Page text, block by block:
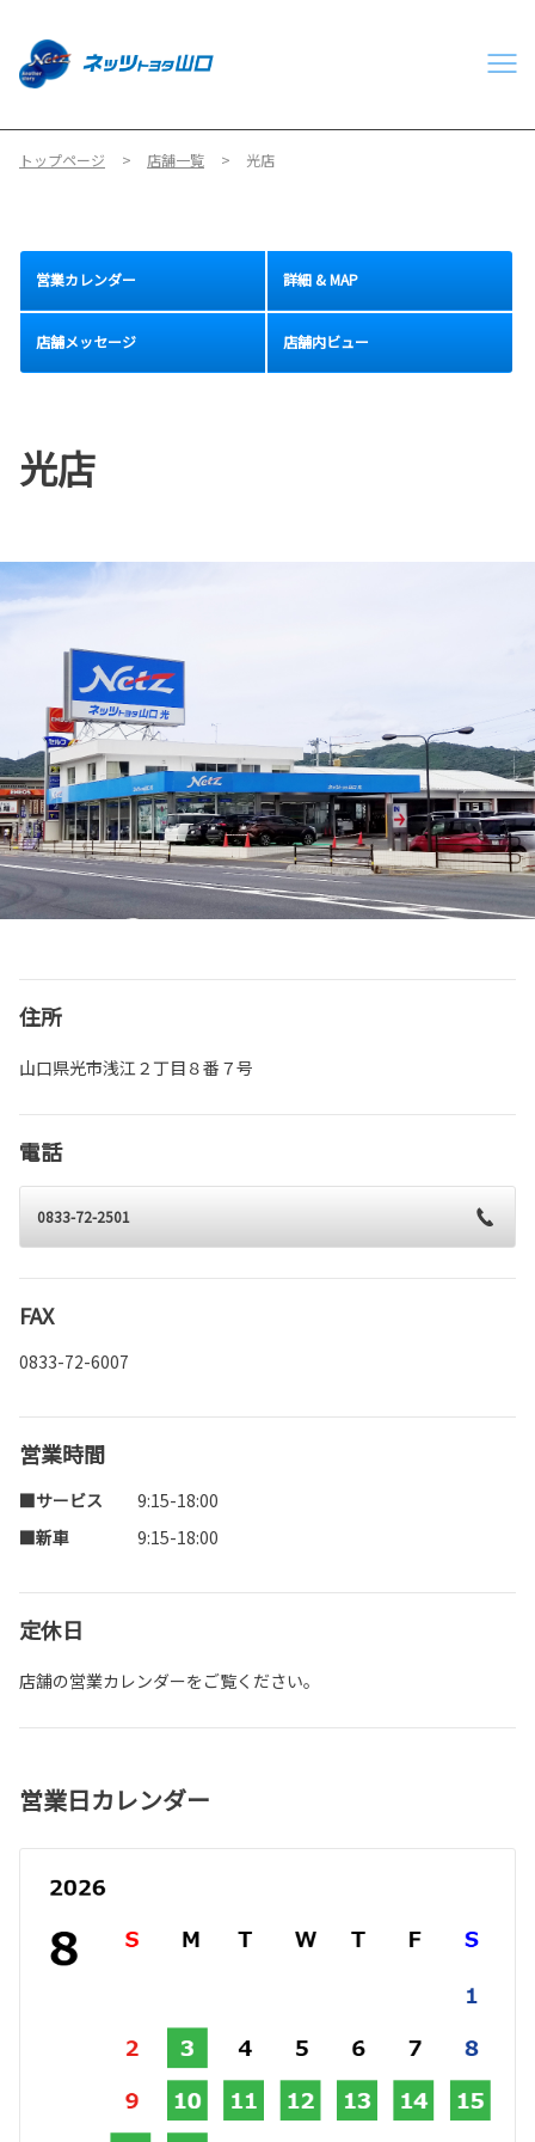
トップページ 店舗一覧 光店
営業カレンダー 詳細 & MAP
店舗メッセージ 店舗内ビュー
光店
住所
山口県光市浅江２丁目８番７号
電話
0833-72-2501
FAX
0833-72-6007
営業時間
■サービス
9:15-18:00
■新車
9:15-18:00
定休日
店舗の営業カレンダーをご覧ください。
営業日カレンダー